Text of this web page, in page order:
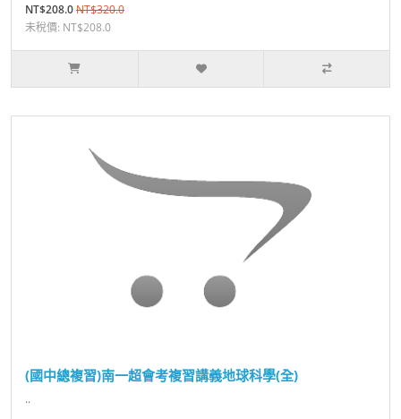
NT$208.0NT$320.0
未稅價: NT$208.0
(國中總複習)南一超會考複習講義地球科學(全)
..